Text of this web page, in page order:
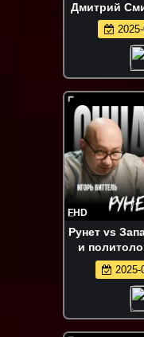
Дмитрий
FHD
Рунет vs
и
2025-